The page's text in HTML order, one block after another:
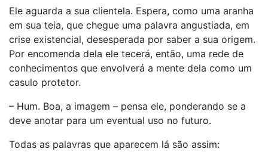
Ele aguarda a sua clientela. Espera, como uma aranha
em sua teia, que chegue uma palavra angustiada, em
crise existencial, desesperada por saber a sua origem.
Por encomenda dela ele tecerá, então, uma rede de
conhecimentos que envolverá a mente dela como um
casulo protetor.
– Hum. Boa, a imagem – pensa ele, ponderando se a
deve anotar para um eventual uso no futuro.
Todas as palavras que aparecem lá são assim: